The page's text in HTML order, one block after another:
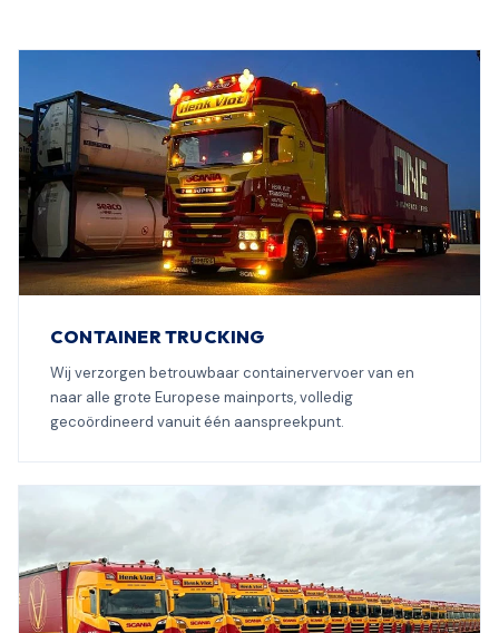
CONTAINER TRUCKING
Wij verzorgen betrouwbaar containervervoer van en
naar alle grote Europese mainports, volledig
gecoördineerd vanuit één aanspreekpunt.